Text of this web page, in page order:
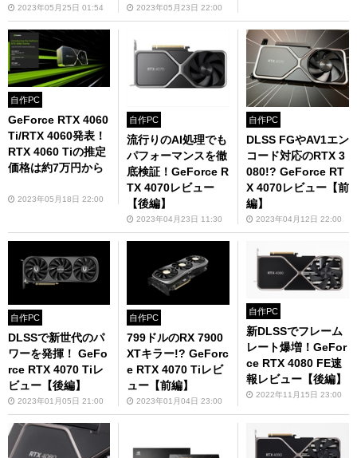
2023年05月25日 01:54 2023年05月23日 22:00
自作PC
GeForce RTX 4060
Ti/RTX 4060発表！
RTX 4060 Tiの推定
価格は約7万円から
2023年05月18日 22:00
自作PC
流行りのAI処理でも
パフォーマンスを徹
底検証！GeForce R
TX 4070レビュー
【後編】
2023年04月23日 11:30
自作PC
DLSS FGやAV1エン
コード対応のRTX 3
080!? GeForce RT
X 4070レビュー【前
編】
2023年04月12日 22:00
自作PC
DLSSで新世代のパ
ワーを発揮！ GeFo
rce RTX 4070 Tiレ
ビュー【後編】
2023年01月05日 21:00
自作PC
799ドルのRX 7900
XTキラー!? GeForc
e RTX 4070 Tiレビ
ュー【前編】
2023年01月04日 23:00
自作PC
新DLSSでフレーム
レート爆増！GeFor
ce RTX 4080 FE速
報レビュー【後編】
2022年11月15日 23:00